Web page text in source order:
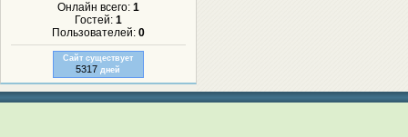
Онлайн всего: 1
Гостей: 1
Пользователей: 0
Сайт существует
5317 дней